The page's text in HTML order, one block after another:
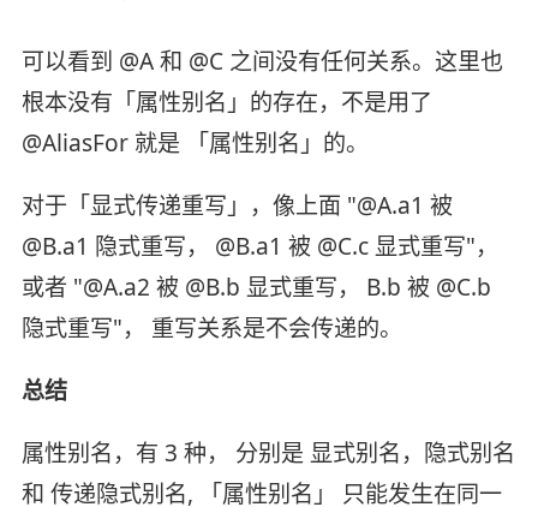
可以看到 @A 和 @C 之间没有任何关系。这里也
根本没有「属性别名」的存在，不是用了
@AliasFor 就是 「属性别名」的。
对于「显式传递重写」，像上面 "@A.a1 被
@B.a1 隐式重写， @B.a1 被 @C.c 显式重写"，
或者 "@A.a2 被 @B.b 显式重写， B.b 被 @C.b
隐式重写"， 重写关系是不会传递的。
总结
属性别名，有 3 种， 分别是 显式别名，隐式别名
和 传递隐式别名, 「属性别名」 只能发生在同一